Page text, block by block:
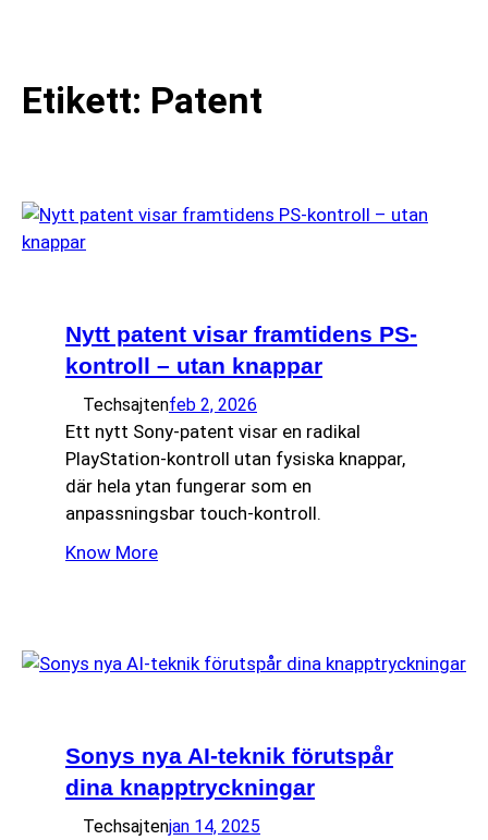
Etikett: Patent
Nytt patent visar framtidens PS-
kontroll – utan knappar
Techsajtenfeb 2, 2026
Ett nytt Sony-patent visar en radikal
PlayStation-kontroll utan fysiska knappar,
där hela ytan fungerar som en
anpassningsbar touch-kontroll.
Know More
Sonys nya AI-teknik förutspår
dina knapptryckningar
Techsajtenjan 14, 2025